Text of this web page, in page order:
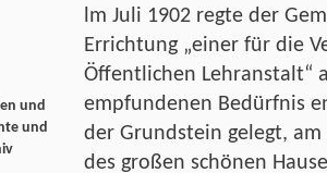
lm Juli 1902 regte der
Errichtung „einer für die
Öffentlichen Lehranstalt“
empfundenen Bedürfnis
der Grundstein gelegt,
des großen schönen
und
und